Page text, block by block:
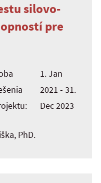
silovo-
pre
1. Jan
2021 - 31.
Dec 2023
PhD.